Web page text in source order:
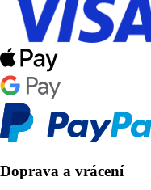
Doprava a vrácení